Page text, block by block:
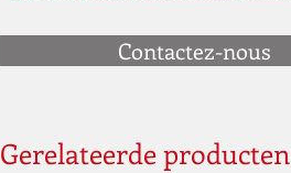
Contactez-nous
Gerelateerde producten